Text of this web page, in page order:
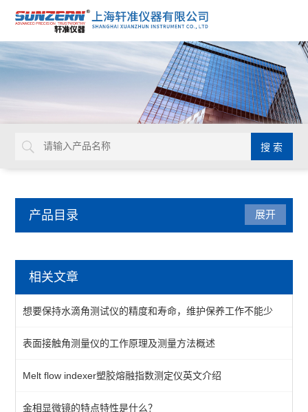
产品目录
恒温恒湿试验机
温湿度交变湿热试验箱
高/低温试验箱
冷热冲击试验机
老化试验机
展开
相关文章
想要保持水滴角测试仪的精度和寿命，维护保养工作不能少
表面接触角测量仪的工作原理及测量方法概述
Melt flow indexer塑胶熔融指数测定仪英文介绍
金相显微镜的特点特性是什么？